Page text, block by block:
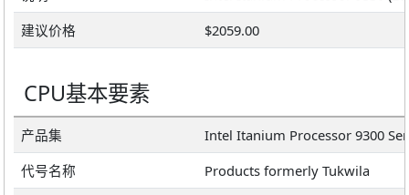
建议价格
$2059.00
CPU基本要素
产品集
Intel Itanium Processor 9300
代号名称
Products formerly Tukwila